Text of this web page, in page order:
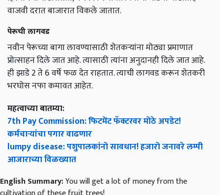
वाजवी दरात बाजारात विकले जातात.
पेरूची लागवड
नवीन पेरूच्या बागा लावण्यासाठी शेतकऱ्यांना मोठ्या प्रमाणात
प्रोत्साहन दिले जात आहे. त्यासाठी त्यांना अनुदानही दिले जात आहे.
ही झाडे 2 ते 6 वर्षे फळ देत राहतात. त्याची लागवड करून शेतकरी
भरघोस नफा कमावत आहेत.
महत्वाच्या बातम्या:
7th Pay Commission: फिटमेंट फॅक्टरवर मोठे अपडेट!
कर्मचाऱ्यांचा पगार वाढणार
lumpy disease: पशुपालकांनो सावधान! हजारो जनावरे लम्पी
आजाराच्या विळख्यात
English Summary:You will get a lot of money from the